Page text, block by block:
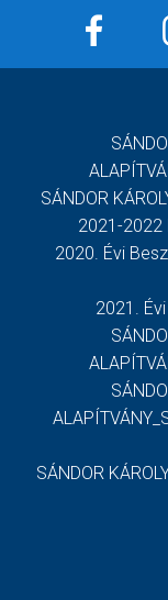
SÁNDOR
2021-2022
2020. Évi
2021.
SÁNDOR